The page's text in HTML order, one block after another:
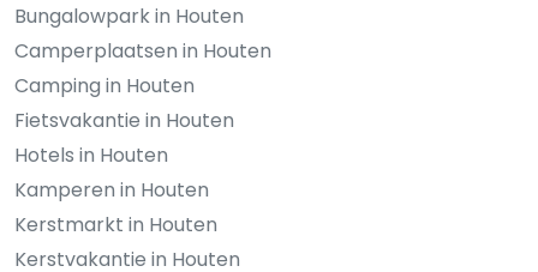
Bungalowpark in Houten
Camperplaatsen in Houten
Camping in Houten
Fietsvakantie in Houten
Hotels in Houten
Kamperen in Houten
Kerstmarkt in Houten
Kerstvakantie in Houten